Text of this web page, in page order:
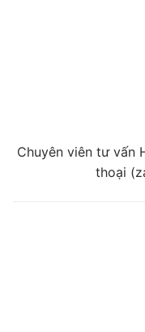
Chuyên viên tư vấn
thoại